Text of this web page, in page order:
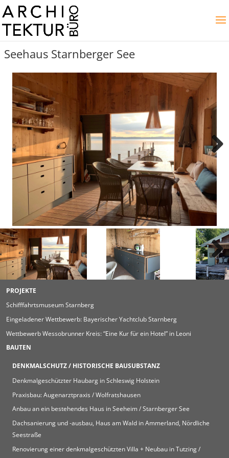
Seehaus Starnberger See
PROJEKTE
Schifffahrtsmuseum Starnberg
Eingeladener Wettbewerb: Bayerischer Yachtclub Starnberg
Wettbewerb Wessobrunner Kreis: “Eine Kur für ein Hotel” in Leoni
BAUTEN
DENKMALSCHUTZ / HISTORISCHE BAUSUBSTANZ
Denkmalgeschützter Haubarg in Schleswig Holstein
Praxisbau: Augenarztpraxis / Wolfratshausen
Anbau an ein bestehendes Haus in Seeheim / Starnberger See
Dachsanierung und -ausbau, Haus am Wald in Ammerland, Nördliche
Seestraße
Renovierung einer denkmalgeschützten Villa + Neubau in Tutzing /